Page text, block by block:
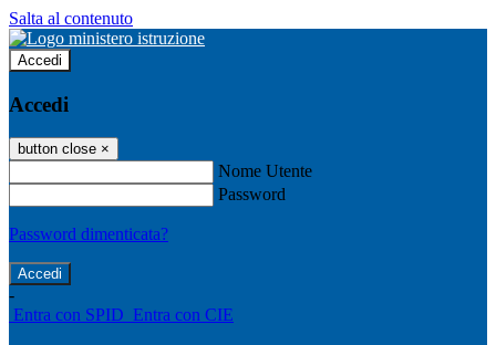
Salta al contenuto
Accedi
Accedi
button close ×
Nome Utente
Password
Password dimenticata?
-
Entra con SPID Entra con CIE